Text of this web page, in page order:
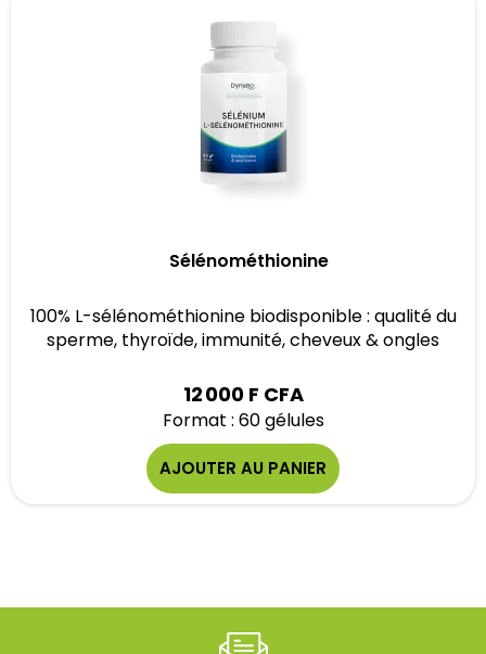
Sélénométhionine
100% L-sélénométhionine biodisponible : qualité du
sperme, thyroïde, immunité, cheveux & ongles
12 000 F CFA
Format : 60 gélules
AJOUTER AU PANIER